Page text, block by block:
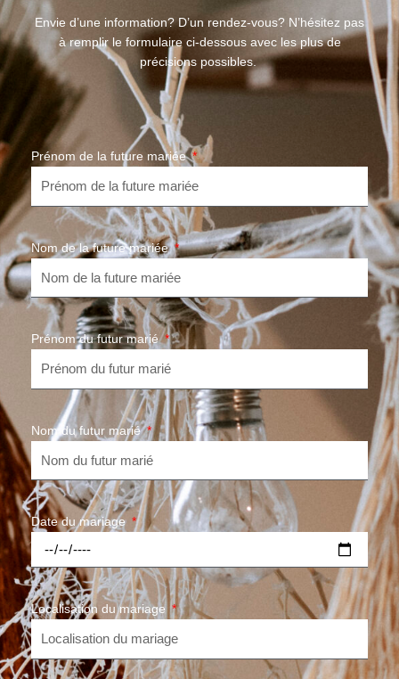
Envie d’une information? D’un rendez-vous? N’hésitez pas
à remplir le formulaire ci-dessous avec les plus de
précisions possibles.
Prénom de la future mariée
Nom de la future mariée
Prénom du futur marié
Nom du futur marié
Date du mariage
Localisation du mariage